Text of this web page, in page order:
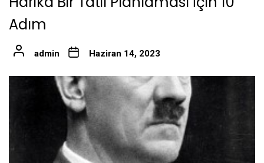
Adım
admin Haziran 14, 2023